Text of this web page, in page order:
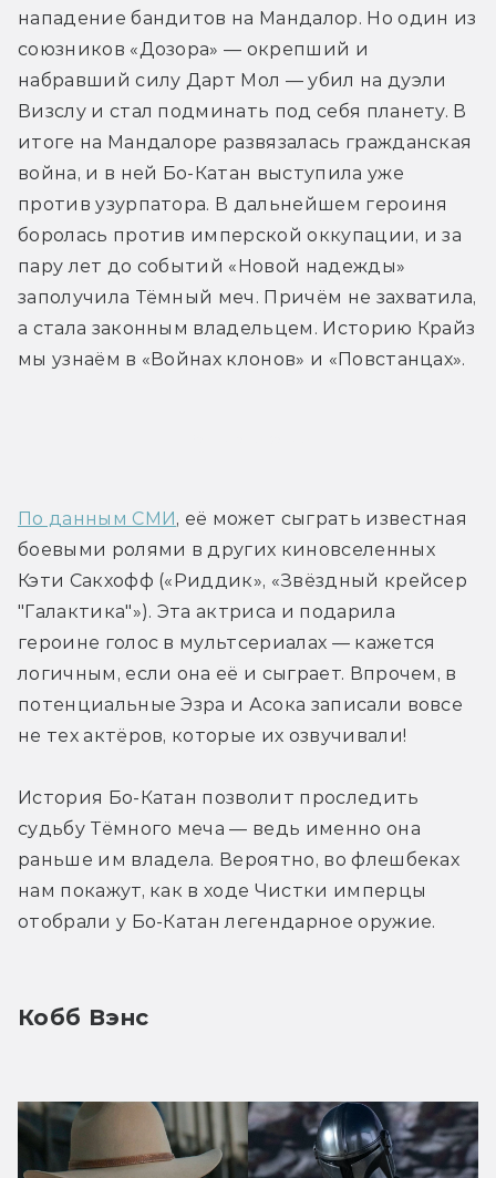
нападение бандитов на Мандалор. Но один из
союзников «Дозора» — окрепший и
набравший силу Дарт Мол — убил на дуэли
Визслу и стал подминать под себя планету. В
итоге на Мандалоре развязалась гражданская
война, и в ней Бо-Катан выступила уже
против узурпатора. В дальнейшем героиня
боролась против имперской оккупации, и за
пару лет до событий «Новой надежды»
заполучила Тёмный меч. Причём не захватила,
а стала законным владельцем. Историю Крайз
мы узнаём в «Войнах клонов» и «Повстанцах».
По данным СМИ , её может сыграть известная
боевыми ролями в других киновселенных
Кэти Сакхофф («Риддик», «Звёздный крейсер
"Галактика"»). Эта актриса и подарила
героине голос в мультсериалах — кажется
логичным, если она её и сыграет. Впрочем, в
потенциальные Эзра и Асока записали вовсе
не тех актёров, которые их озвучивали!
История Бо-Катан позволит проследить
судьбу Тёмного меча — ведь именно она
раньше им владела. Вероятно, во флешбеках
нам покажут, как в ходе Чистки имперцы
отобрали у Бо-Катан легендарное оружие.
Кобб Вэнс